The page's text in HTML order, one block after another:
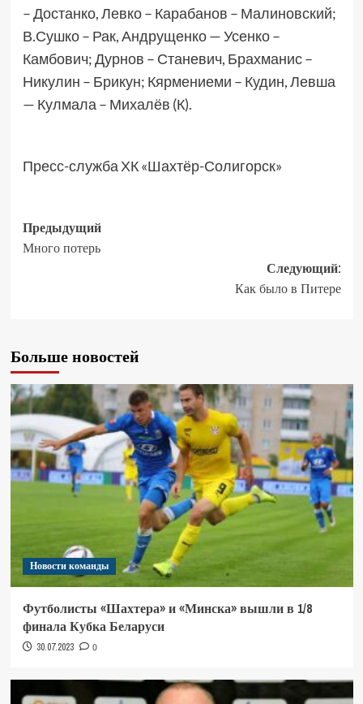
– Достанко, Левко – Карабанов – Малиновский;
В.Сушко – Рак, Андрущенко — Усенко –
Камбович; Дурнов – Станевич, Брахманис –
Никулин – Брикун; Кярмениеми – Кудин, Левша
— Кулмала – Михалёв (К).
Пресс-служба ХК «Шахтёр-Солигорск»
Предыдущий
Много потерь
Следующий:
Как было в Питере
Больше новостей
Новости команды
Футболисты «Шахтера» и «Минска» вышли в 1/8
финала Кубка Беларуси
30.07.2023 0